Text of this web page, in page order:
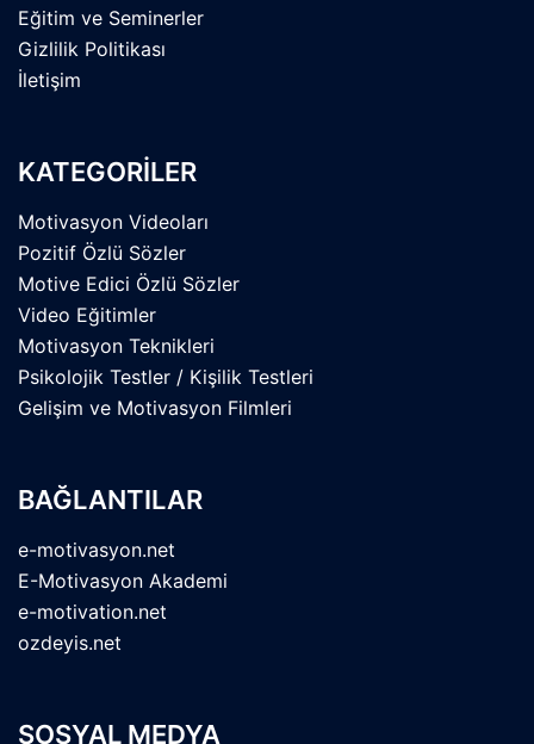
Eğitim ve Seminerler
Gizlilik Politikası
İletişim
KATEGORİLER
Motivasyon Videoları
Pozitif Özlü Sözler
Motive Edici Özlü Sözler
Video Eğitimler
Motivasyon Teknikleri
Psikolojik Testler / Kişilik Testleri
Gelişim ve Motivasyon Filmleri
BAĞLANTILAR
e-motivasyon.net
E-Motivasyon Akademi
e-motivation.net
ozdeyis.net
SOSYAL MEDYA